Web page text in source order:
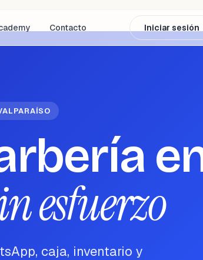
Contacto Iniciar sesión
esfuerzo
caja, inventario y